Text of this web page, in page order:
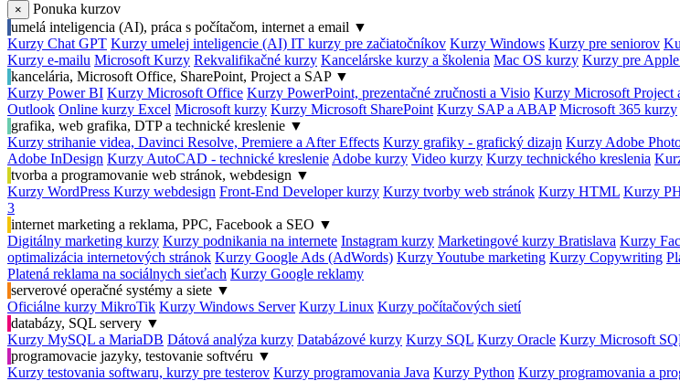
×
Ponuka kurzov
umelá inteligencia (AI), práca s počítačom, internet a email ▼
Kurzy Chat GPT Kurzy umelej inteligencie (AI) IT kurzy pre začiatočníkov Kurzy Windows Kurzy pre seniorov
Kurzy e-mailu Microsoft Kurzy Rekvalifikačné kurzy Kancelárske kurzy a školenia Mac OS kurzy Kurzy pre
kancelária, Microsoft Office, SharePoint, Project a SAP ▼
Kurzy Power BI Kurzy Microsoft Office Kurzy PowerPoint, prezentačné zručnosti a Visio Kurzy Microsoft Project
Outlook Online kurzy Excel Microsoft kurzy Kurzy Microsoft SharePoint Kurzy SAP a ABAP Microsoft 365 kurzy
grafika, web grafika, DTP a technické kreslenie ▼
Kurzy strihanie videa, Davinci Resolve, Premiere a After Effects Kurzy grafiky - grafický dizajn Kurzy Adobe
Adobe InDesign Kurzy AutoCAD - technické kreslenie Adobe kurzy Video kurzy Kurzy technického kreslenia
tvorba a programovanie web stránok, webdesign ▼
Kurzy WordPress Kurzy webdesign Front-End Developer kurzy Kurzy tvorby web stránok Kurzy HTML Kurzy
3
internet marketing a reklama, PPC, Facebook a SEO ▼
Digitálny marketing kurzy Kurzy podnikania na internete Instagram kurzy Marketingové kurzy Bratislava Kurzy
optimalizácia internetových stránok Kurzy Google Ads (AdWords) Kurzy Youtube marketing Kurzy Copywriting
Platená reklama na sociálnych sieťach Kurzy Google reklamy
serverové operačné systémy a siete ▼
Oficiálne kurzy MikroTik Kurzy Windows Server Kurzy Linux Kurzy počítačových sietí
databázy, SQL servery ▼
Kurzy MySQL a MariaDB Dátová analýza kurzy Databázové kurzy Kurzy SQL Kurzy Oracle Kurzy Microsoft
programovacie jazyky, testovanie softvéru ▼
Kurzy testovania softwaru, kurzy pre testerov Kurzy programovania Java Kurzy Python Kurzy programovania a